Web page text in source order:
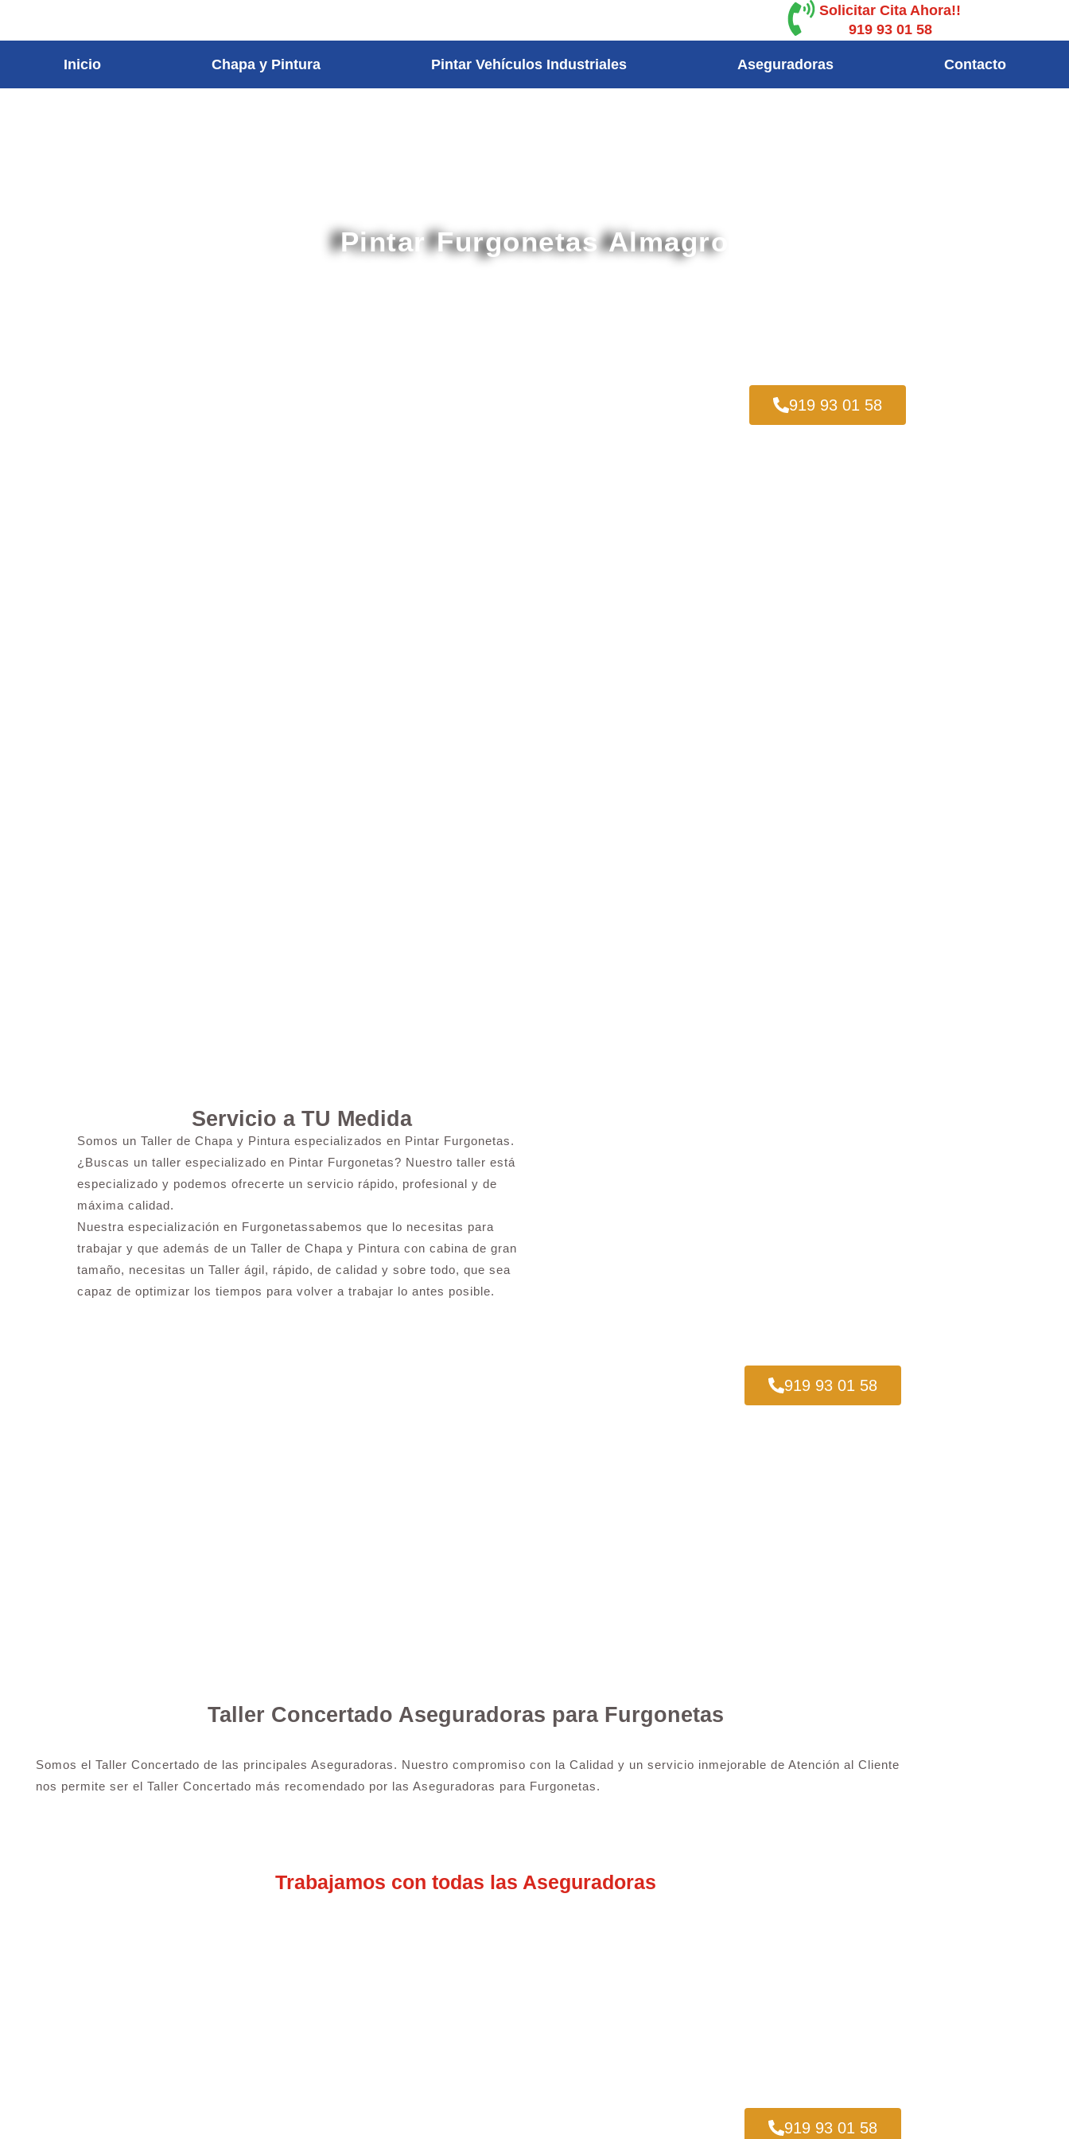
Solicitar Cita Ahora!!
919 93 01 58
Inicio Chapa y Pintura Pintar Vehículos Industriales Aseguradoras Contacto
Pintar Furgonetas Almagro
919 93 01 58
Servicio a TU Medida
Somos un Taller de Chapa y Pintura especializados en Pintar Furgonetas.
¿Buscas un taller especializado en Pintar Furgonetas? Nuestro taller está
especializado y podemos ofrecerte un servicio rápido, profesional y de
máxima calidad.
Nuestra especialización en Furgonetassabemos que lo necesitas para
trabajar y que además de un Taller de Chapa y Pintura con cabina de gran
tamaño, necesitas un Taller ágil, rápido, de calidad y sobre todo, que sea
capaz de optimizar los tiempos para volver a trabajar lo antes posible.
919 93 01 58
Taller Concertado Aseguradoras para Furgonetas
Somos el Taller Concertado de las principales Aseguradoras. Nuestro compromiso con la Calidad y un servicio inmejorable de Atención al Cliente
nos permite ser el Taller Concertado más recomendado por las Aseguradoras para Furgonetas.
Trabajamos con todas las Aseguradoras
919 93 01 58